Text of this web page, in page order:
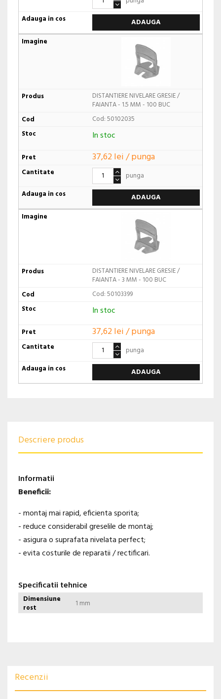
ADAUGA
DISTANTIERE NIVELARE GRESIE /
FAIANTA - 1.5 MM - 100 BUC
Cod: 50102035
In stoc
37,62 lei / punga
punga
ADAUGA
DISTANTIERE NIVELARE GRESIE /
FAIANTA - 3 MM - 100 BUC
Cod: 50103399
In stoc
37,62 lei / punga
punga
ADAUGA
Descriere produs
Informatii
Beneficii:
- montaj mai rapid, eficienta sporita;
- reduce considerabil greselile de montaj;
- asigura o suprafata nivelata perfect;
- evita costurile de reparatii / rectificari.
Specificatii tehnice
Dimensiune
rost
1 mm
Recenzii